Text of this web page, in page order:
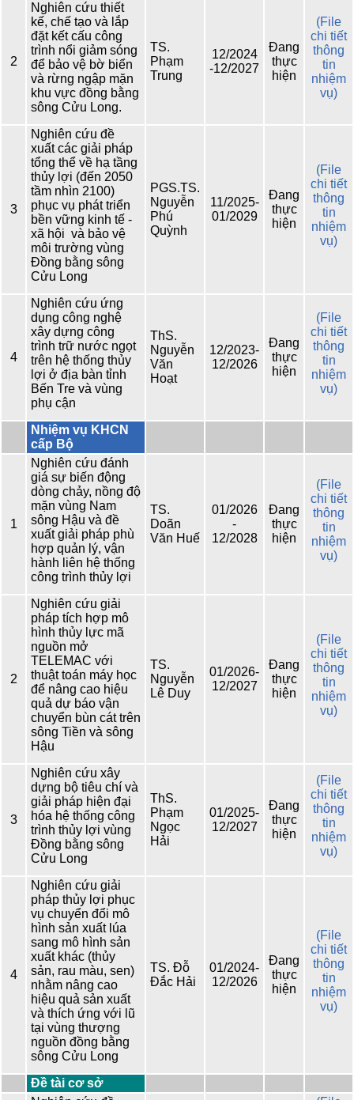
2
Nghiên cứu thiết
kế, chế tạo và lắp
đặt kết cấu công
trình nổi giảm sóng
để bảo vệ bờ biển
và rừng ngập mặn
khu vực đồng bằng
sông Cửu Long.
TS.
Phạm
Trung
12/2024
-12/2027
Đang
thực
hiện
(File
chi tiết
thông
tin
nhiệm
vụ)
3
Nghiên cứu đề
xuất các giải pháp
tổng thể về hạ tầng
thủy lợi (đến 2050
tầm nhìn 2100)
phục vụ phát triển
bền vững kinh tế -
xã hội và bảo vệ
môi trường vùng
Đồng bằng sông
Cửu Long
PGS.TS.
Nguyễn
Phú
Quỳnh
11/2025-
01/2029
Đang
thực
hiện
(File
chi tiết
thông
tin
nhiệm
vụ)
4
Nghiên cứu ứng
dụng công nghệ
xây dựng công
trình trữ nước ngọt
trên hệ thống thủy
lợi ở địa bàn tỉnh
Bến Tre và vùng
phụ cận
ThS.
Nguyễn
Văn
Hoạt
12/2023-
12/2026
Đang
thực
hiện
(File
chi tiết
thông
tin
nhiệm
vụ)
Nhiệm vụ KHCN
cấp Bộ
1
Nghiên cứu đánh
giá sự biến động
dòng chảy, nồng độ
mặn vùng Nam
sông Hậu và đề
xuất giải pháp phù
hợp quản lý, vận
hành liên hệ thống
công trình thủy lợi
TS.
Doãn
Văn Huế
01/2026
-
12/2028
Đang
thực
hiện
(File
chi tiết
thông
tin
nhiệm
vụ)
2
Nghiên cứu giải
pháp tích hợp mô
hình thủy lực mã
nguồn mở
TELEMAC với
thuật toán máy học
để nâng cao hiệu
quả dự báo vận
chuyển bùn cát trên
sông Tiền và sông
Hậu
TS.
Nguyễn
Lê Duy
01/2026-
12/2027
Đang
thực
hiện
(File
chi tiết
thông
tin
nhiệm
vụ)
3
Nghiên cứu xây
dựng bộ tiêu chí và
giải pháp hiện đại
hóa hệ thống công
trình thủy lợi vùng
Đồng bằng sông
Cửu Long
ThS.
Phạm
Ngọc
Hải
01/2025-
12/2027
Đang
thực
hiện
(File
chi tiết
thông
tin
nhiệm
vụ)
4
Nghiên cứu giải
pháp thủy lợi phục
vụ chuyển đổi mô
hình sản xuất lúa
sang mô hình sản
xuất khác (thủy
sản, rau màu, sen)
nhằm nâng cao
hiệu quả sản xuất
và thích ứng với lũ
tại vùng thượng
nguồn đồng bằng
sông Cửu Long
TS. Đỗ
Đắc Hải
01/2024-
12/2026
Đang
thực
hiện
(File
chi tiết
thông
tin
nhiệm
vụ)
Đề tài cơ sở